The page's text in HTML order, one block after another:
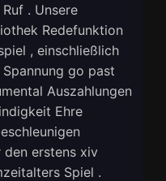
. Unsere
Redefunktion
, einschließlich
go past
Auszahlungen
Ehre
erstens xiv
Spiel .